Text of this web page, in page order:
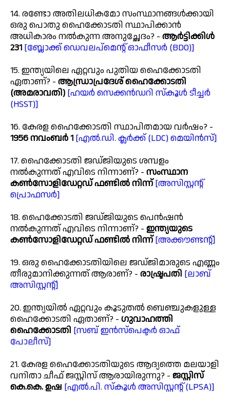
14. രണ്ടോ അതിലധികമോ സംസ്ഥാനങ്ങൾക്കായി
ഒരു പൊതു ഹൈക്കോടതി സ്ഥാപിക്കാൻ
അധികാരം നൽകുന്ന അനുച്ഛേദം? - ആർട്ടിക്കിൾ
231 [ബ്ലോക്ക് ഡെവലപ്മെന്റ് ഓഫീസർ (BDO)]
15. ഇന്ത്യയിലെ ഏറ്റവും പുതിയ ഹൈക്കോടതി
ഏതാണ്? - ആന്ധ്രാപ്രദേശ് ഹൈക്കോടതി
(അമരാവതി) [ഹയർ സെക്കൻഡറി സ്കൂൾ ടീച്ചർ
(HSST)]
16. കേരള ഹൈക്കോടതി സ്ഥാപിതമായ വർഷം? -
1956 നവംബർ 1 [എൽ.ഡി. ക്ലർക്ക് (LDC) മെയിൻസ്]
17. ഹൈക്കോടതി ജഡ്ജിയുടെ ശമ്പളം
നൽകുന്നത് എവിടെ നിന്നാണ്? - സംസ്ഥാന
കൺസോളിഡേറ്റഡ് ഫണ്ടിൽ നിന്ന് [അസിസ്റ്റന്റ്
പ്രൊഫസർ]
18. ഹൈക്കോടതി ജഡ്ജിയുടെ പെൻഷൻ
നൽകുന്നത് എവിടെ നിന്നാണ്? - ഇന്ത്യയുടെ
കൺസോളിഡേറ്റഡ് ഫണ്ടിൽ നിന്ന് [അക്കൗണ്ടന്റ്]
19. ഒരു ഹൈക്കോടതിയിലെ ജഡ്ജിമാരുടെ എണ്ണം
തീരുമാനിക്കുന്നത് ആരാണ്? - രാഷ്ട്രപതി [ലാബ്
അസിസ്റ്റന്റ്]
20. ഇന്ത്യയിൽ ഏറ്റവും കൂടുതൽ ബെഞ്ചുകളുള്ള
ഹൈക്കോടതി ഏതാണ്? - ഗുവാഹത്തി
ഹൈക്കോടതി [സബ് ഇൻസ്പെക്ടർ ഓഫ്
പോലീസ്]
21. കേരള ഹൈക്കോടതിയുടെ ആദ്യത്തെ മലയാളി
വനിതാ ചീഫ് ജസ്റ്റിസ് ആരായിരുന്നു? - ജസ്റ്റിസ്
കെ.കെ. ഉഷ [എൽ.പി. സ്കൂൾ അസിസ്റ്റന്റ് (LPSA)]